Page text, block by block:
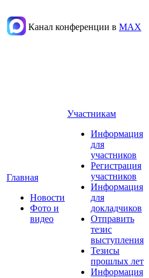
Канал конференции в МАХ
Главная
Новости
Фото и
видео
Участникам
Информация
для
участников
Регистрация
участников
Информация
для
докладчиков
Отправить
тезис
выступления
Тезисы
прошлых лет
Информация